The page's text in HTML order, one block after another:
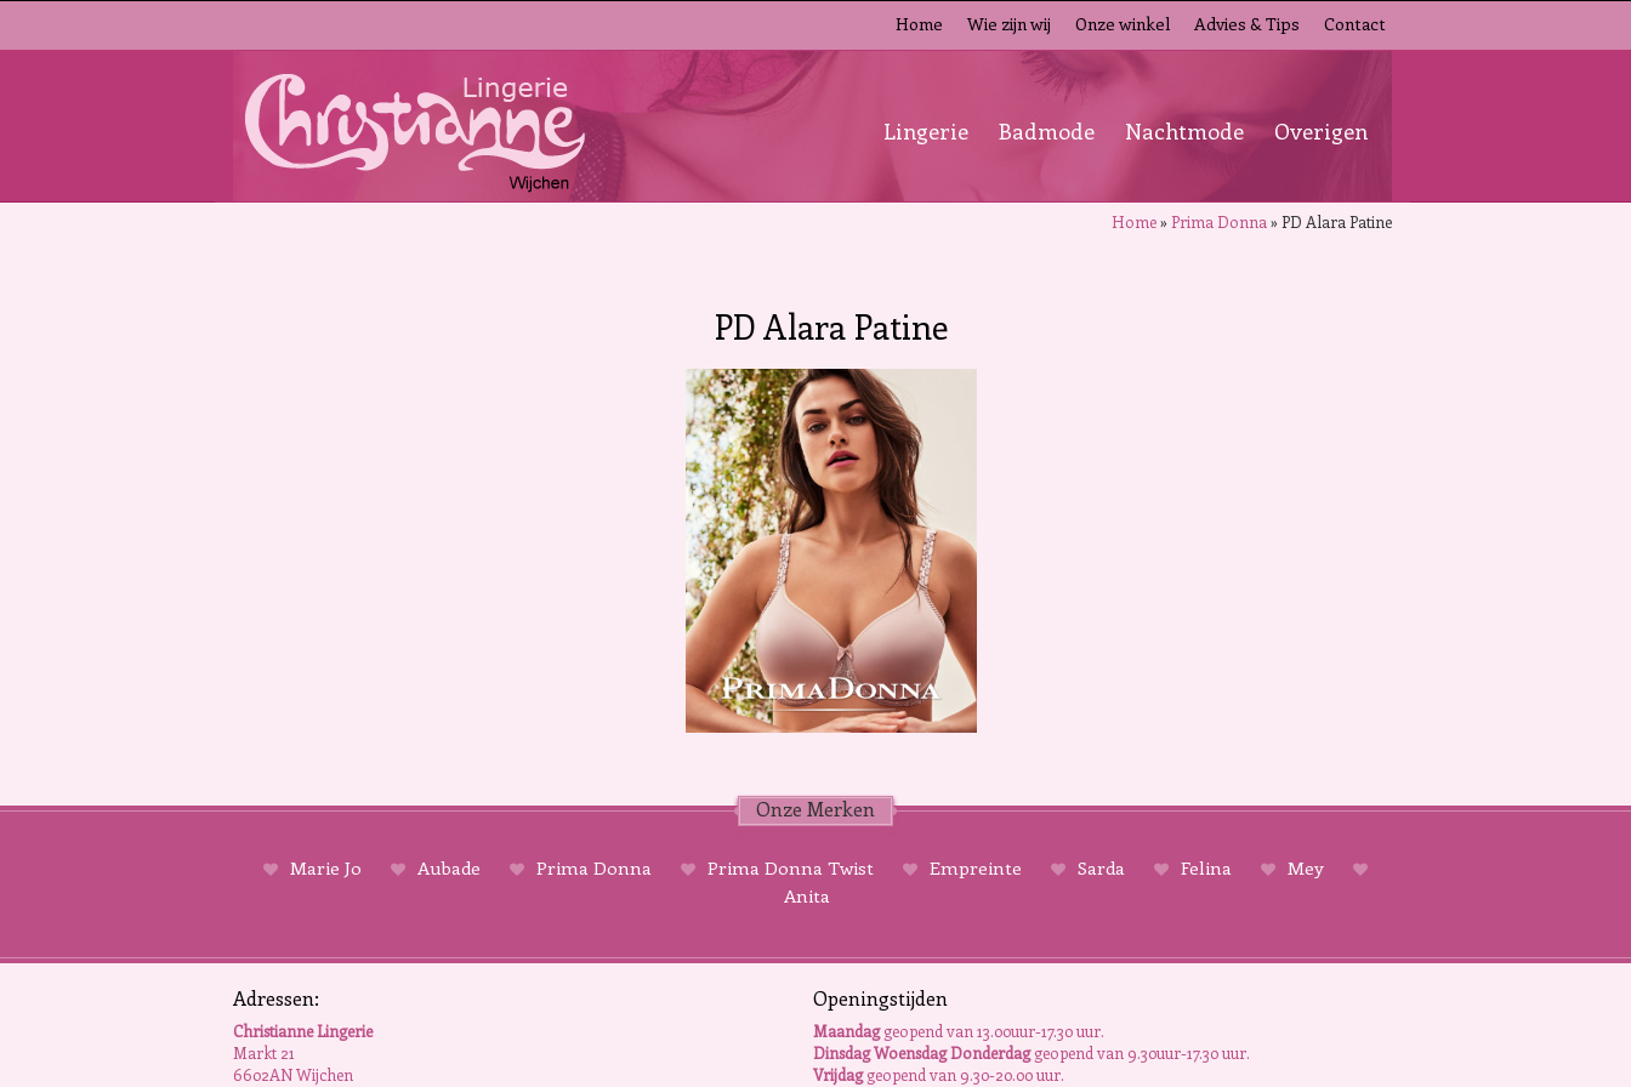
Home Wie zijn wij Onze winkel Advies & Tips Contact
Lingerie Badmode Nachtmode Overigen
Home»Prima Donna »PD Alara Patine
PD Alara Patine
Onze Merken
Marie Jo Aubade Prima Donna Prima Donna Twist Empreinte Sarda Felina
Mey
Anita
Adressen:
Christianne Lingerie
Markt 21
6602AN Wijchen
Openingstijden
Maandaggeopend van 13.00uur-17.30 uur.
Dinsdag Woensdag Donderdaggeopend van 9.30uur-17.30 uur.
Vrijdaggeopend van 9.30-20.00 uur.